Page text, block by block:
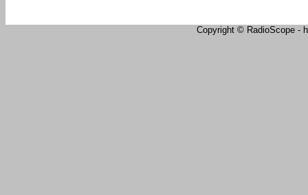
Copyright © RadioScope -